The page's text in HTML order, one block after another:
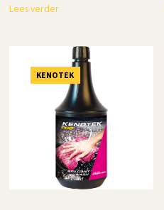
Lees verder
KENOTEK